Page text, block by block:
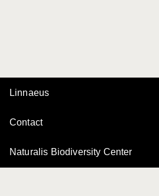
Linnaeus
Contact
Naturalis Biodiversity Center